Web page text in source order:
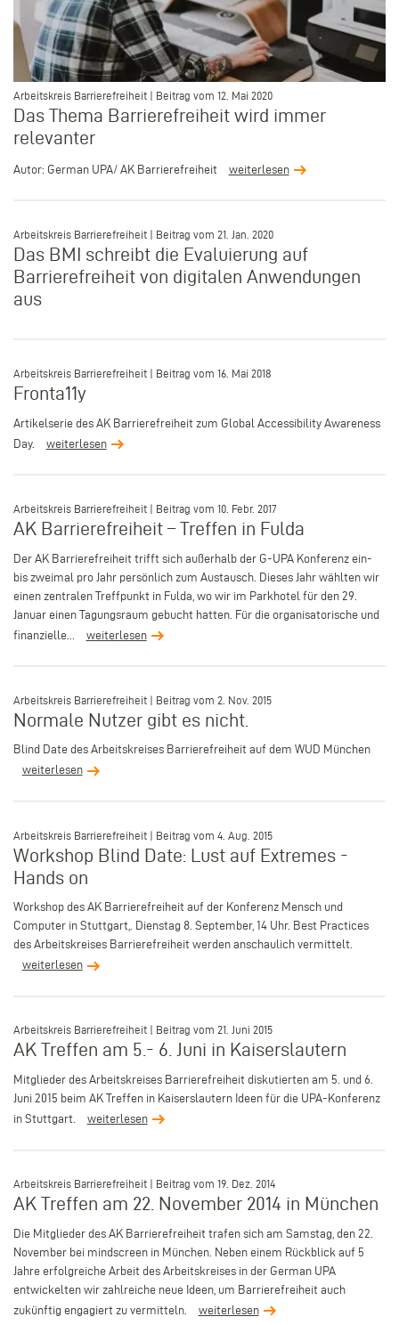
Arbeitskreis Barrierefreiheit | Beitrag vom 12. Mai 2020
Das Thema Barrierefreiheit wird immer
relevanter
Autor: German UPA/ AK Barrierefreiheit weiterlesen
Arbeitskreis Barrierefreiheit | Beitrag vom 21. Jan. 2020
Das BMI schreibt die Evaluierung auf
Barrierefreiheit von digitalen Anwendungen
aus
Arbeitskreis Barrierefreiheit | Beitrag vom 16. Mai 2018
Fronta11y
Artikelserie des AK Barrierefreiheit zum Global Accessibility Awareness
Day.
weiterlesen
Arbeitskreis Barrierefreiheit | Beitrag vom 10. Febr. 2017
AK Barrierefreiheit – Treffen in Fulda
Der AK Barrierefreiheit trifft sich außerhalb der G-UPA Konferenz ein-
bis zweimal pro Jahr persönlich zum Austausch. Dieses Jahr wählten wir
einen zentralen Treffpunkt in Fulda, wo wir im Parkhotel für den 29.
Januar einen Tagungsraum gebucht hatten. Für die organisatorische und
finanzielle...
weiterlesen
Arbeitskreis Barrierefreiheit | Beitrag vom 2. Nov. 2015
Normale Nutzer gibt es nicht.
Blind Date des Arbeitskreises Barrierefreiheit auf dem WUD München
weiterlesen
Arbeitskreis Barrierefreiheit | Beitrag vom 4. Aug. 2015
Workshop Blind Date: Lust auf Extremes -
Hands on
Workshop des AK Barrierefreiheit auf der Konferenz Mensch und
Computer in Stuttgart,. Dienstag 8. September, 14 Uhr. Best Practices
des Arbeitskreises Barrierefreiheit werden anschaulich vermittelt.
weiterlesen
Arbeitskreis Barrierefreiheit | Beitrag vom 21. Juni 2015
AK Treffen am 5.- 6. Juni in Kaiserslautern
Mitglieder des Arbeitskreises Barrierefreiheit diskutierten am 5. und 6.
Juni 2015 beim AK Treffen in Kaiserslautern Ideen für die UPA-Konferenz
in Stuttgart.
weiterlesen
Arbeitskreis Barrierefreiheit | Beitrag vom 19. Dez. 2014
AK Treffen am 22. November 2014 in München
Die Mitglieder des AK Barrierefreiheit trafen sich am Samstag, den 22.
November bei mindscreen in München. Neben einem Rückblick auf 5
Jahre erfolgreiche Arbeit des Arbeitskreises in der German UPA
entwickelten wir zahlreiche neue Ideen, um Barrierefreiheit auch
zukünftig engagiert zu vermitteln.
weiterlesen